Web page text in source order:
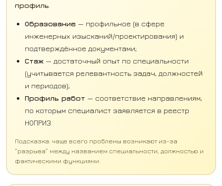
профиль
Образование — профильное (в сфере
инженерных изысканий/проектирования) и
подтверждённое документами;
Стаж— достаточный опыт по специальности
(учитывается релевантность задач, должностей
и периодов);
Профиль работ — соответствие направлениям,
по которым специалист заявляется в реестр
НОПРИЗ.
Подсказка: чаще всего проблемы возникают из-за
“разрыва” между названием специальности, должностью и
фактическими функциями.